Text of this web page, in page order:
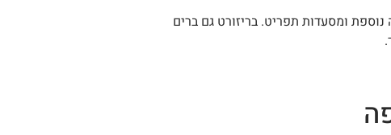
ומסעדות תפריט. בריזורט גם ברים